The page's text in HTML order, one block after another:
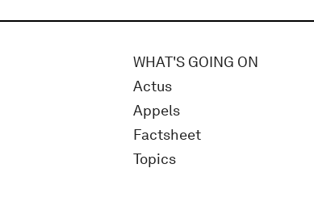
WHAT'S GOING ON
Actus
Appels
Factsheet
Topics